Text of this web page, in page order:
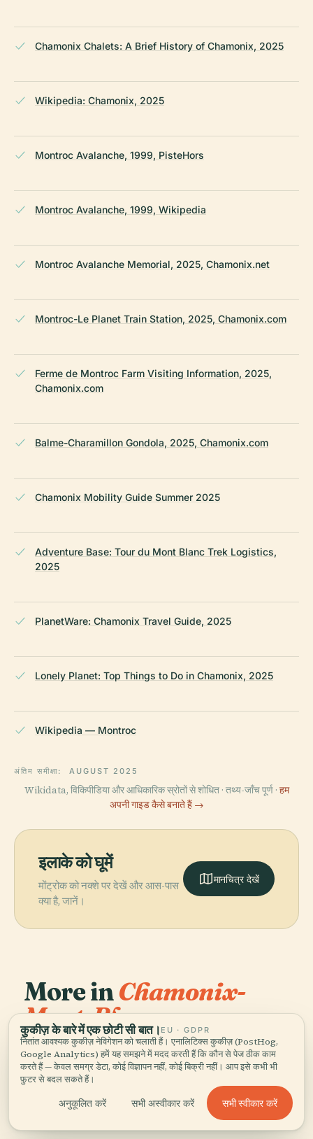
Chamonix Chalets: A Brief History of Chamonix, 2025
Wikipedia: Chamonix, 2025
Montroc Avalanche, 1999, PisteHors
Montroc Avalanche, 1999, Wikipedia
Montroc Avalanche Memorial, 2025, Chamonix.net
Montroc-Le Planet Train Station, 2025, Chamonix.com
Ferme de Montroc Farm Visiting Information, 2025,
Chamonix.com
Balme-Charamillon Gondola, 2025, Chamonix.com
Chamonix Mobility Guide Summer 2025
Adventure Base: Tour du Mont Blanc Trek Logistics,
2025
PlanetWare: Chamonix Travel Guide, 2025
Lonely Planet: Top Things to Do in Chamonix, 2025
Wikipedia — Montroc
अंतिम समीक्षा: AUGUST 2025
Wikidata, विकिपीडिया और आधिकारिक स्रोतों से शोधित · तथ्य-जाँच पूर्ण · हम
अपनी गाइड कैसे बनाते हैं →
इलाके को घूमें
मोंट्रोक को नक्शे पर देखें और आस-पास
क्या है, जानें।
मानचित्र देखें
More inChamonix-
Mont-Blanc.
खोजने योग्य 18 जगहें — कुछ साथ देखने लायक।
PLACE
एगुइल डु मिडी केबल
कार
PLACE
Cascade Du
Rouget
PLACE
शामोनी का प्रोटेस्टेंट
मंदिर
PLACE
एगुइले डु मिडी
कुकीज़ के बारे में एक छोटी सी बात। EU · GDPR
नितांत आवश्यक कुकीज़ नेविगेशन को चलाती हैं। एनालिटिक्स कुकीज़ (PostHog,
Google Analytics) हमें यह समझने में मदद करती हैं कि कौन से पेज ठीक काम
करते हैं — केवल समग्र डेटा, कोई विज्ञापन नहीं, कोई बिक्री नहीं। आप इसे कभी भी
फ़ुटर से बदल सकते हैं।
अनुकूलित करें सभी अस्वीकार करें सभी स्वीकार करें